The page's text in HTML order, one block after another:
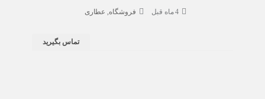
تماس بگیرید
4 ماه قبل فروشگاه عطاری